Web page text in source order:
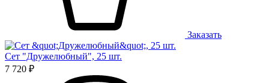
Заказать
Сет "Дружелюбный", 25 шт.
7 720 ₽